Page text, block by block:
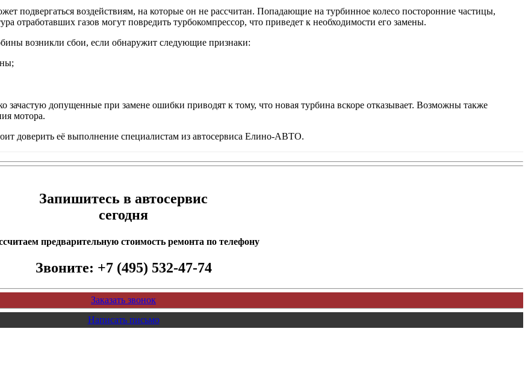
подвергаться воздействиям, на которые он не рассчитан. Попадающие на турбинное колесо посторонние частицы,
отработавших газов могут повредить турбокомпрессор, что приведет к необходимости его замены.
возникли сбои, если обнаружит следующие признаки:
зачастую допущенные при замене ошибки приводят к тому, что новая турбина вскоре отказывает. Возможны также
мотора.
доверить её выполнение специалистам из автосервиса Елино-АВТО.
Запишитесь в автосервис
сегодня
предварительную стоимость ремонта по телефону
Звоните: +7 (495) 532-47-74
Заказать звонок
Написать письмо